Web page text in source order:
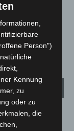
Person")
Kennung
zu
oder zu
die